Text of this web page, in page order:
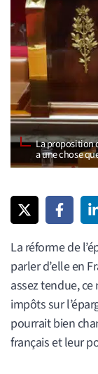
La proposition
a une chose
La réforme de
parler d’elle en
assez tendue,
impôts sur
pourrait bien
français et leur